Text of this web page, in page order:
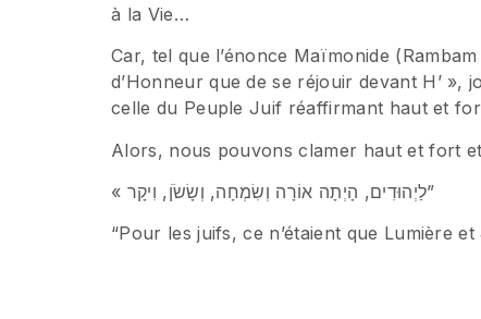
à la Vie…
Car, tel que l’énonce Maïmonide
d’Honneur que de se réjouir devant H’ »,
celle du Peuple Juif réaffirmant haut et
Alors, nous pouvons clamer haut et fort
« לַיְהוּדִים, הָיְתָה אוֹרָה וְשִׂמְחָה, וְשָׂשֹׂן, וִיקָר”
“Pour les juifs, ce n’étaient que Lumière